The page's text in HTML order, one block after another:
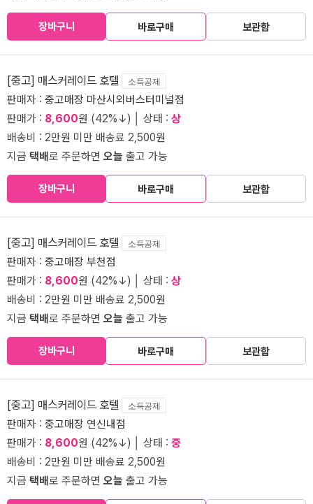
장바구니 바로구매 보관함
[중고] 매스커레이드 호텔 소득공제
판매자 : 중고매장 마산시외버스터미널점
판매가 : 8,600원 (42%↓) │ 상태 : 상
배송비 : 2만원 미만 배송료 2,500원
지금 택배로 주문하면오늘 출고 가능
장바구니 바로구매 보관함
[중고] 매스커레이드 호텔 소득공제
판매자 : 중고매장 부천점
판매가 : 8,600원 (42%↓) │ 상태 : 상
배송비 : 2만원 미만 배송료 2,500원
지금 택배로 주문하면오늘 출고 가능
장바구니 바로구매 보관함
[중고] 매스커레이드 호텔 소득공제
판매자 : 중고매장 연신내점
판매가 : 8,600원 (42%↓) │ 상태 : 중
배송비 : 2만원 미만 배송료 2,500원
지금 택배로 주문하면오늘 출고 가능